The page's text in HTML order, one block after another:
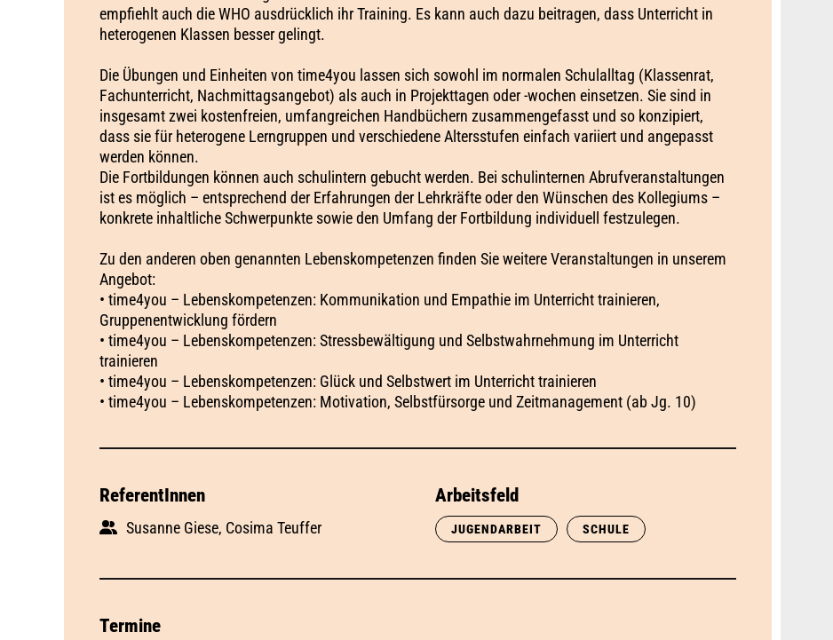
empfiehlt auch die WHO ausdrücklich ihr Training. Es kann auch dazu beitragen, dass Unterricht in
heterogenen Klassen besser gelingt.
Die Übungen und Einheiten von time4you lassen sich sowohl im normalen Schulalltag (Klassenrat,
Fachunterricht, Nachmittagsangebot) als auch in Projekttagen oder -wochen einsetzen. Sie sind in
insgesamt zwei kostenfreien, umfangreichen Handbüchern zusammengefasst und so konzipiert,
dass sie für heterogene Lerngruppen und verschiedene Altersstufen einfach variiert und angepasst
werden können.
Die Fortbildungen können auch schulintern gebucht werden. Bei schulinternen Abrufveranstaltungen
ist es möglich – entsprechend der Erfahrungen der Lehrkräfte oder den Wünschen des Kollegiums –
konkrete inhaltliche Schwerpunkte sowie den Umfang der Fortbildung individuell festzulegen.
Zu den anderen oben genannten Lebenskompetenzen finden Sie weitere Veranstaltungen in unserem
Angebot:
• time4you – Lebenskompetenzen: Kommunikation und Empathie im Unterricht trainieren,
Gruppenentwicklung fördern
• time4you – Lebenskompetenzen: Stressbewältigung und Selbstwahrnehmung im Unterricht
trainieren
• time4you – Lebenskompetenzen: Glück und Selbstwert im Unterricht trainieren
• time4you – Lebenskompetenzen: Motivation, Selbstfürsorge und Zeitmanagement (ab Jg. 10)
ReferentInnen
Susanne Giese, Cosima Teuffer
Arbeitsfeld
JUGENDARBEIT SCHULE
Termine